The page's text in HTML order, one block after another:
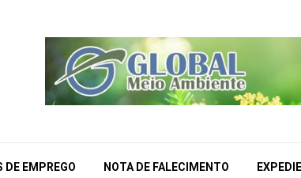
DE EMPREGO NOTA DE FALECIMENTO